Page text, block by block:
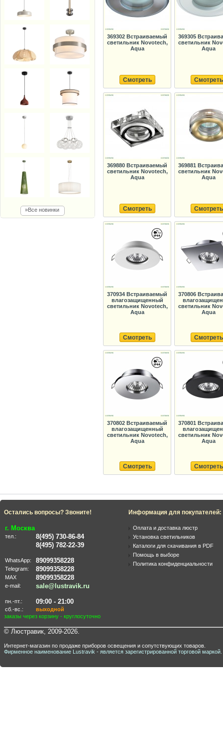
»Все новинки
369302 Встраиваемый
светильник Novotech,
Aqua
Смотреть
369305
светильник
Aqua
Смотреть
369880 Встраиваемый
светильник Novotech,
Aqua
Смотреть
369881
светильник
Aqua
Смотреть
370934 Встраиваемый
влагозащищенный
светильник Novotech,
Aqua
Смотреть
370806
светильник
Aqua
Смотреть
370802 Встраиваемый
влагозащищенный
светильник Novotech,
Aqua
Смотреть
370801
светильник
Aqua
Смотреть
Остались вопросы? Звоните!
г. Москва
тел.:
8(495) 730-86-84
8(495) 782-22-39
WhatsApp: 89099358228
Telegram: 89099358228
MAX 89099358228
e-mail: sale@lustravik.ru
пн.-пт.: 09:00 - 21:00
сб.-вс.:
выходной
заказы через корзину - круглосуточно
Информация для покупателей:
Оплата и доставка люстр
Установка светильников
Каталоги для скачивания в PDF
Помощь в выборе
Политика конфиденциальности
© Люстравик, 2009-2026.
Интернет-магазин по продаже приборов освещения и сопутствующих товаров.
Фирменное наименование Lustravik - является зарегистрированной торговой